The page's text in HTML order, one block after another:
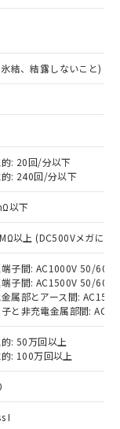
結、結露しないこと)
: 20回/分以下
: 240回/分以下
以下
以上 (DC500Vメガにて)
端子間: AC1000V 50/
子間: AC1500V 50/
属部とアース間:
と非充電金属部間:
: 50万回以上
: 100万回以上
I
のうえ
事業取扱
準価格
もので
中には、
品もある
結果は、
社内デー
あり、閲
よび標
質）の
商品で
）の非含
のある
物質）の
出す予
物質）の
認中の
物で、有
。
品として
合などや
以下、 カド
国RoHSの
。
国RoHSの
。
門へお問
カドミウ
ち、外国
る商品
を輸出
取引許